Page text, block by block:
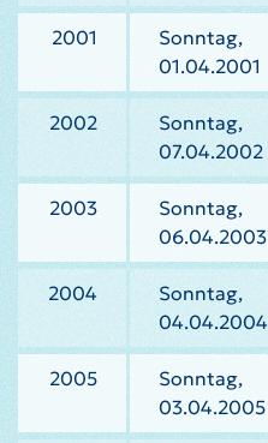
2001
Sonntag,
01.04.2001
2002
Sonntag,
07.04.2002
2003
Sonntag,
06.04.2003
2004
Sonntag,
04.04.2004
2005
Sonntag,
03.04.2005